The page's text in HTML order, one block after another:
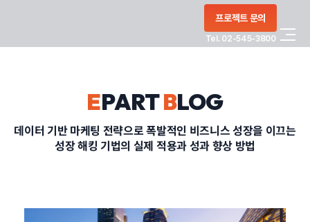
프로젝트 문의
Tel. 02-545-3800
PORTFOLIO
EPARTBLOG
데이터 기반 마케팅 전략으로 폭발적인 비즈니스 성장을 이끄는
성장 해킹 기법의 실제 적용과 성과 향상 방법